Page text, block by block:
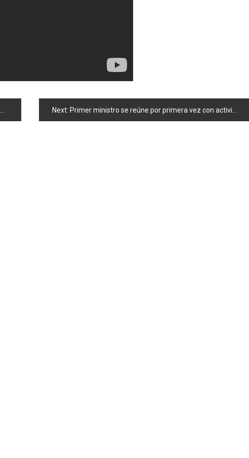
Next: Primer ministro se reúne por primera vez con activistas anti-nucleares